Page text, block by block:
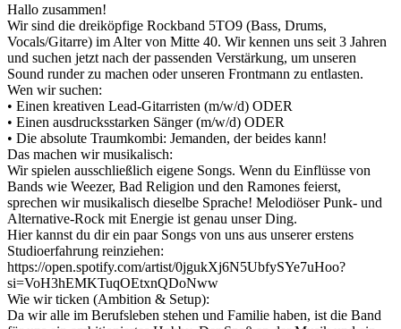
Hallo zusammen!
Wir sind die dreiköpfige Rockband 5TO9 (Bass, Drums,
Vocals/Gitarre) im Alter von Mitte 40. Wir kennen uns seit 3 Jahren
und suchen jetzt nach der passenden Verstärkung, um unseren
Sound runder zu machen oder unseren Frontmann zu entlasten.
Wen wir suchen:
• Einen kreativen Lead-Gitarristen (m/w/d) ODER
• Einen ausdrucksstarken Sänger (m/w/d) ODER
• Die absolute Traumkombi: Jemanden, der beides kann!
Das machen wir musikalisch:
Wir spielen ausschließlich eigene Songs. Wenn du Einflüsse von
Bands wie Weezer, Bad Religion und den Ramones feierst,
sprechen wir musikalisch dieselbe Sprache! Melodiöser Punk- und
Alternative-Rock mit Energie ist genau unser Ding.
Hier kannst du dir ein paar Songs von uns aus unserer erstens
Studioerfahrung reinziehen:
https://open.spotify.com/artist/0jgukXj6N5UbfySYe7uHoo?
si=VoH3hEMKTuqOEtxnQDoNww
Wie wir ticken (Ambition & Setup):
Da wir alle im Berufsleben stehen und Familie haben, ist die Band